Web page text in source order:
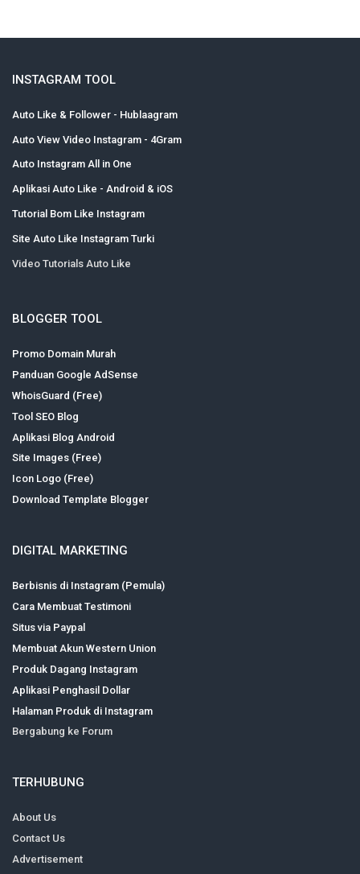
INSTAGRAM TOOL
Auto Like & Follower - Hublaagram
Auto View Video Instagram - 4Gram
Auto Instagram All in One
Aplikasi Auto Like - Android & iOS
Tutorial Bom Like Instagram
Site Auto Like Instagram Turki
Video Tutorials Auto Like
BLOGGER TOOL
Promo Domain Murah
Panduan Google AdSense
WhoisGuard (Free)
Tool SEO Blog
Aplikasi Blog Android
Site Images (Free)
Icon Logo (Free)
Download Template Blogger
DIGITAL MARKETING
Berbisnis di Instagram (Pemula)
Cara Membuat Testimoni
Situs via Paypal
Membuat Akun Western Union
Produk Dagang Instagram
Aplikasi Penghasil Dollar
Halaman Produk di Instagram
Bergabung ke Forum
TERHUBUNG
About Us
Contact Us
Advertisement